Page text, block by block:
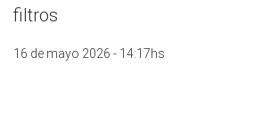
filtros
16 de mayo 2026 - 14:17hs